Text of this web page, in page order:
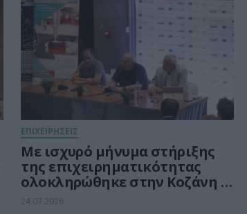
ΕΠΙΧΕΙΡΗΣΕΙΣ
Με ισχυρό μήνυμα στήριξης
της επιχειρηματικότητας
ολοκληρώθηκε στην Κοζάνη η
περιοδεία της ΕΥΔΑΜ για τις
24.07.2026